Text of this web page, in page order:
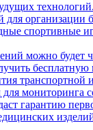
технологий.
спортивные
можно будет
мониторинга
гарантию